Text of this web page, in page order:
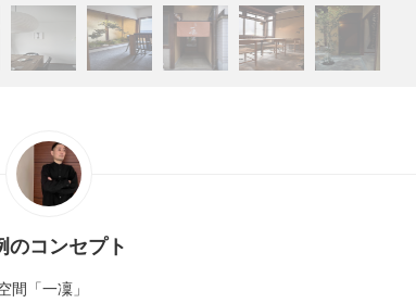
のコンセプト
間「一凜」